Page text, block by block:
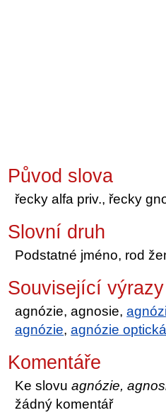
Původ slova
řecky alfa priv., řecky
Slovní druh
Podstatné jméno, rod
Související výrazy
agnózie, agnosie,
agnózie,agnózie optická
Komentáře
Ke slovuagnózie,
žádný komentář